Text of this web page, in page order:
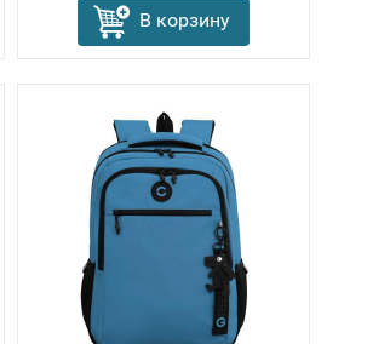
В корзину